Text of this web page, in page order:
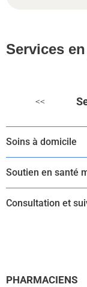
Services
<<
Soins à domicile
Soutien en santé
Consultation et
PHARMACIENS